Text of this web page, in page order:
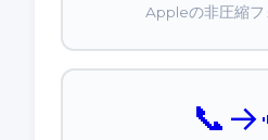
Appleの非圧縮フ
📞 →